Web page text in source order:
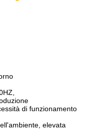
di funzionamento
elevata